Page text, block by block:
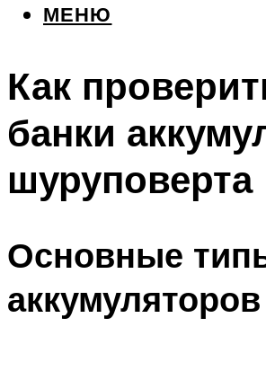
МЕНЮ
Как
банки
шуруповерта
Основные
аккумуляторов